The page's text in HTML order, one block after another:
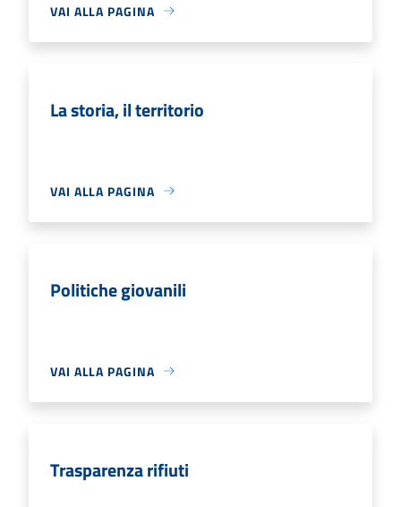
VAI ALLA PAGINA
La storia, il territorio
VAI ALLA PAGINA
Politiche giovanili
VAI ALLA PAGINA
Trasparenza rifiuti